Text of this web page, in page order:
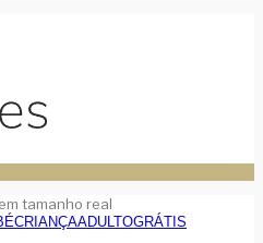
tamanho real
CRIANÇAADULTOGRÁTIS